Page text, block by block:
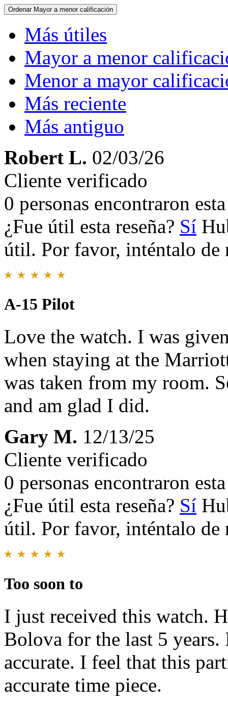
Ordenar Mayor a menor calificación
Más útiles
Mayor a menor
Menor a mayor
Más reciente
Más antiguo
Robert L. 02/03/26
Cliente verificado
0 personas encontraron
¿Fue útil esta reseña? Sí
útil. Por favor, inténtalo de
A-15 Pilot
Love the watch. I was
when staying at the
was taken from my room.
and am glad I did.
Gary M. 12/13/25
Cliente verificado
0 personas encontraron
¿Fue útil esta reseña? Sí
útil. Por favor, inténtalo de
Too soon to
I just received this watch.
Bolova for the last 5 years.
accurate. I feel that this
accurate time piece.